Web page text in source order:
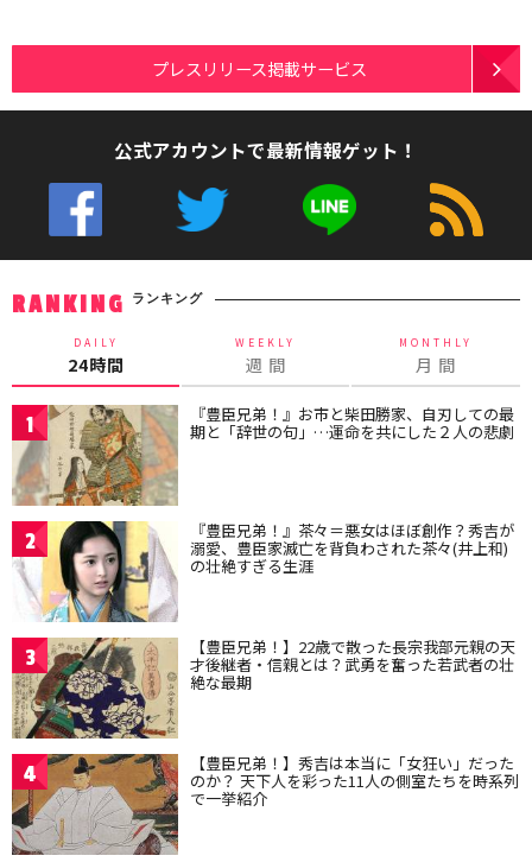
プレスリリース掲載サービス
公式アカウントで最新情報ゲット！
RANKING ランキング
DAILY
24時間
WEEKLY
週 間
MONTHLY
月 間
1 『豊臣兄弟！』お市と柴田勝家、自刃しての最
期と「辞世の句」…運命を共にした２人の悲劇
2 『豊臣兄弟！』茶々＝悪女はほぼ創作？秀吉が
溺愛、豊臣家滅亡を背負わされた茶々(井上和)
の壮絶すぎる生涯
3 【豊臣兄弟！】22歳で散った長宗我部元親の天
才後継者・信親とは？武勇を奮った若武者の壮
絶な最期
4 【豊臣兄弟！】秀吉は本当に「女狂い」だった
のか？ 天下人を彩った11人の側室たちを時系列
で一挙紹介